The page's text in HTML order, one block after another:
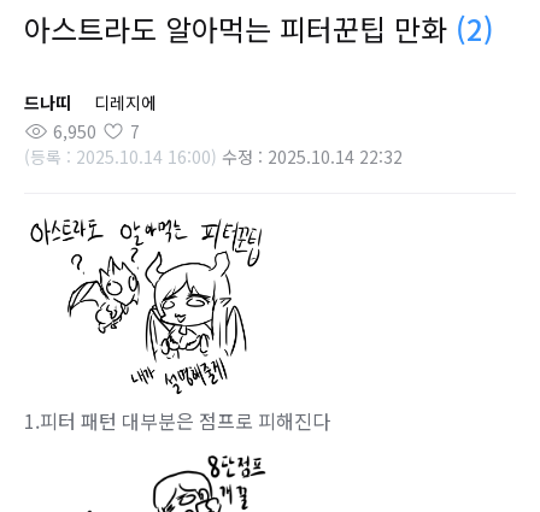
아스트라도 알아먹는 피터꾼팁 만화 (2)
드나띠
디레지에
6,950
7
(등록 : 2025.10.14 16:00) 수정 : 2025.10.14 22:32
1.피터 패턴 대부분은 점프로 피해진다